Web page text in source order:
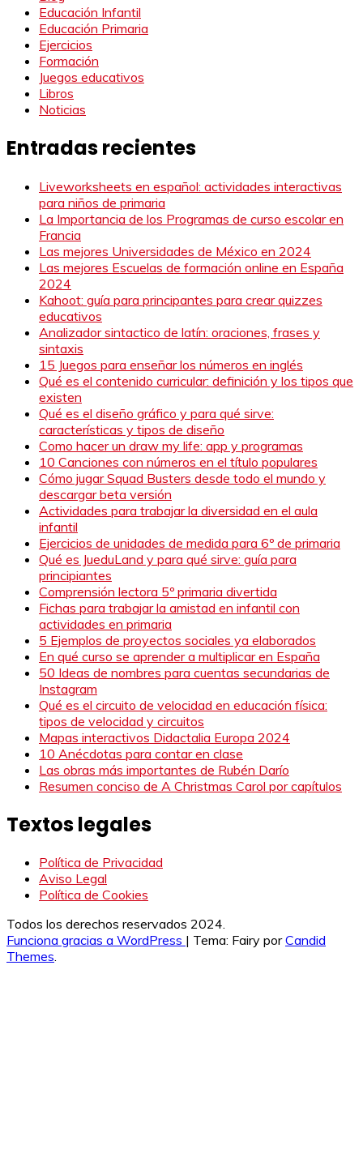
Educación Infantil
Educación Primaria
Ejercicios
Formación
Juegos educativos
Libros
Noticias
Entradas recientes
Liveworksheets en español: actividades interactivas
para niños de primaria
La Importancia de los Programas de curso escolar en
Francia
Las mejores Universidades de México en 2024
Las mejores Escuelas de formación online en España
2024
Kahoot: guía para principantes para crear quizzes
educativos
Analizador sintactico de latín: oraciones, frases y
sintaxis
15 Juegos para enseñar los números en inglés
Qué es el contenido curricular: definición y los tipos que
existen
Qué es el diseño gráfico y para qué sirve:
características y tipos de diseño
Como hacer un draw my life: app y programas
10 Canciones con números en el título populares
Cómo jugar Squad Busters desde todo el mundo y
descargar beta versión
Actividades para trabajar la diversidad en el aula
infantil
Ejercicios de unidades de medida para 6º de primaria
Qué es JueduLand y para qué sirve: guía para
principiantes
Comprensión lectora 5º primaria divertida
Fichas para trabajar la amistad en infantil con
actividades en primaria
5 Ejemplos de proyectos sociales ya elaborados
En qué curso se aprender a multiplicar en España
50 Ideas de nombres para cuentas secundarias de
Instagram
Qué es el circuito de velocidad en educación física:
tipos de velocidad y circuitos
Mapas interactivos Didactalia Europa 2024
10 Anécdotas para contar en clase
Las obras más importantes de Rubén Darío
Resumen conciso de A Christmas Carol por capítulos
Textos legales
Política de Privacidad
Aviso Legal
Política de Cookies
Todos los derechos reservados 2024.
Funciona gracias a WordPress | Tema: Fairy porCandid
Themes.